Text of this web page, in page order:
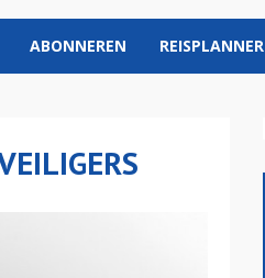
ABONNEREN REISPLANNER